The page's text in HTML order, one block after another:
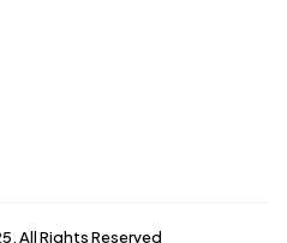
All Rights Reserved